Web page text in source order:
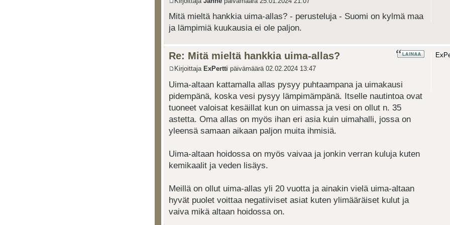
Mitä mieltä hankkia uima-allas? - perusteluja - Suomi on kylmä maa
ja lämpimiä kuukausia ei ole paljon.
Re: Mitä mieltä hankkia uima-allas?
Kirjoittaja ExPertti päivämäärä 02.02.2024 13:47
Uima-altaan kattamalla allas pysyy puhtaampana ja uimakausi
pidempänä, koska vesi pysyy lämpimämpänä. Itselle nautintoa ovat
tuoneet valoisat kesäillat kun on uimassa ja vesi on ollut n. 35
astetta. Oma allas on myös ihan eri asia kuin uimahalli, jossa on
yleensä samaan aikaan paljon muita ihmisiä.
Uima-altaan hoidossa on myös vaivaa ja jonkin verran kuluja kuten
kemikaalit ja veden lisäys.
Meillä on ollut uima-allas yli 20 vuotta ja ainakin vielä uima-altaan
hyvät puolet voittaa negatiiviset asiat kuten ylimääräiset kulut ja
vaiva mikä altaan hoidossa on.